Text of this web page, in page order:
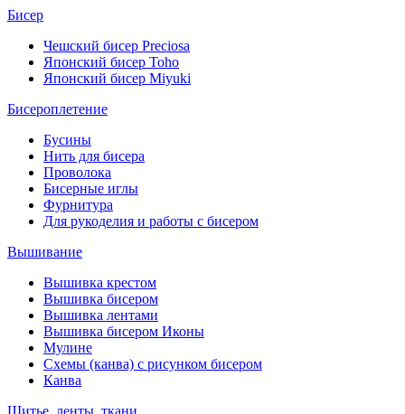
Бисер
Чешский бисер Preciosa
Японский бисер Toho
Японский бисер Miyuki
Бисероплетение
Бусины
Нить для бисера
Проволока
Бисерные иглы
Фурнитура
Для рукоделия и работы с бисером
Вышивание
Вышивка крестом
Вышивка бисером
Вышивка лентами
Вышивка бисером Иконы
Мулине
Схемы (канва) с рисунком бисером
Канва
Шитье, ленты, ткани